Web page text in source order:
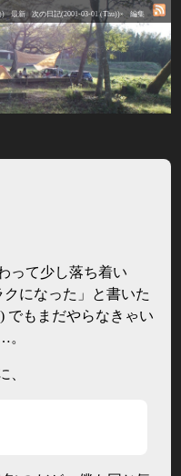
最新 次の日記(2001-03-01 (Thu))» 編集
って少し落ち着い
になった」と書いた
でもまだやらなきゃい
。
、